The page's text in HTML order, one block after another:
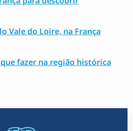
Vale do Loire, na França
fazer na região histórica